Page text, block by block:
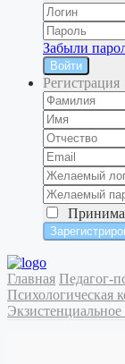
Забыли
Войти
Регистрация
Главная Педагог-
Психологическая